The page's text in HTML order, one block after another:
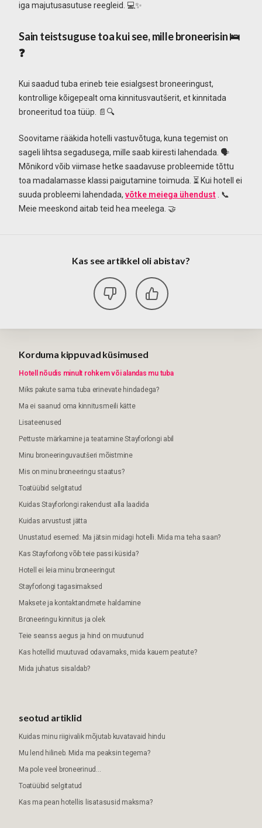
iga majutusasutuse reegleid. 💻✨
Sain teistsuguse toa kui see, mille broneerisin🛌
❓
Kui saadud tuba erineb teie esialgsest broneeringust,
kontrollige kõigepealt oma kinnitusvautšerit, et kinnitada
broneeritud toa tüüp. 📄🔍
Soovitame rääkida hotelli vastuvõtuga, kuna tegemist on
sageli lihtsa segadusega, mille saab kiiresti lahendada. 🗣️
Mõnikord võib viimase hetke saadavuse probleemide tõttu
toa madalamasse klassi paigutamine toimuda. ⏳ Kui hotell ei
suuda probleemi lahendada, võtke meiega ühendust . 📞
Meie meeskond aitab teid hea meelega. 🤝
Kas see artikkel oli abistav?
Korduma kippuvad küsimused
Hotell nõudis minult rohkem või alandas mu tuba
Miks pakute sama tuba erinevate hindadega?
Ma ei saanud oma kinnitusmeili kätte
Lisateenused
Pettuste märkamine ja teatamine Stayforlongi abil
Minu broneeringuvautšeri mõistmine
Mis on minu broneeringu staatus?
Toatüübid selgitatud
Kuidas Stayforlongi rakendust alla laadida
Kuidas arvustust jätta
Unustatud esemed: Ma jätsin midagi hotelli. Mida ma teha saan?
Kas Stayforlong võib teie passi küsida?
Hotell ei leia minu broneeringut
Stayforlongi tagasimaksed
Maksete ja kontaktandmete haldamine
Broneeringu kinnitus ja olek
Teie seanss aegus ja hind on muutunud
Kas hotellid muutuvad odavamaks, mida kauem peatute?
Mida juhatus sisaldab?
seotud artiklid
Kuidas minu riigivalik mõjutab kuvatavaid hindu
Mu lend hilineb. Mida ma peaksin tegema?
Ma pole veel broneerinud...
Toatüübid selgitatud
Kas ma pean hotellis lisatasusid maksma?